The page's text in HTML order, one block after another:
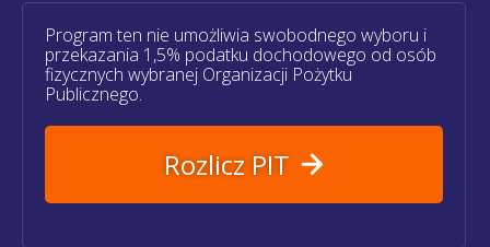
Program ten nie umożliwia swobodnego wyboru i
przekazania 1,5% podatku dochodowego od osób
fizycznych wybranej Organizacji Pożytku
Publicznego.
Rozlicz PIT